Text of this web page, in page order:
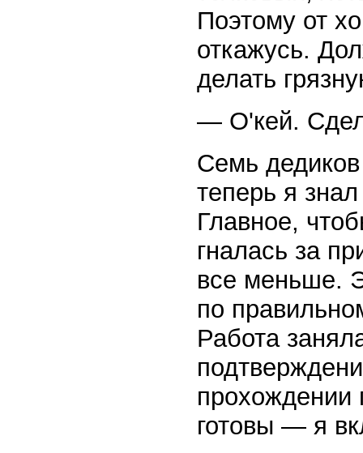
Поэтому от
откажусь.
делать
— О'кей.
Семь
теперь я
Главное,
гналась за
все меньше.
по
Работа
прохождении
готовы — я